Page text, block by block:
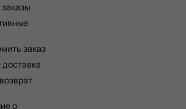
заказ
о